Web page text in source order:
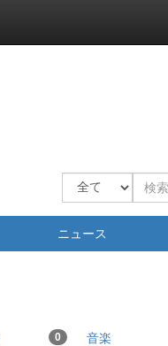
ニュース
0 音楽